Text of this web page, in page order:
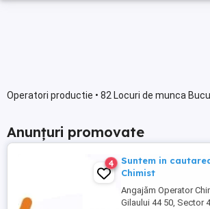
Operatori productie • 82 Locuri de munca
Anunțuri promovate
4
Suntem in
Chimist
Angajăm Operator
Gilaului 44 50, Sector